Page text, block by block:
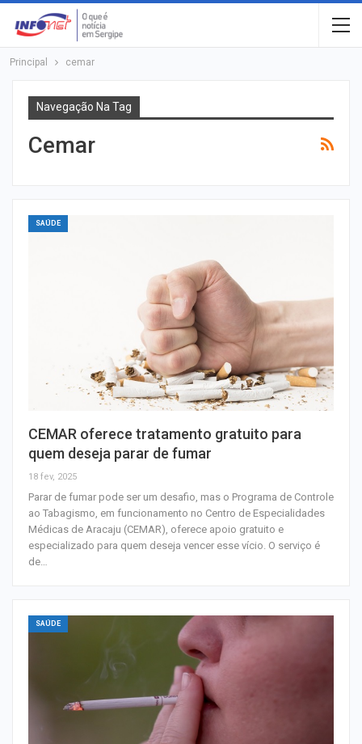
Principal cemar
Navegação Na Tag
Cemar
SAÚDE
CEMAR oferece tratamento gratuito para
quem deseja parar de fumar
18 fev, 2025
Parar de fumar pode ser um desafio, mas o Programa de Controle
ao Tabagismo, em funcionamento no Centro de Especialidades
Médicas de Aracaju (CEMAR), oferece apoio gratuito e
especializado para quem deseja vencer esse vício. O serviço é
de…
SAÚDE